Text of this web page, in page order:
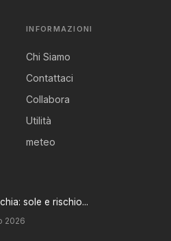
INFORMAZIONI
Chi Siamo
Contattaci
Collabora
Utilità
meteo
sole e rischio...
2026